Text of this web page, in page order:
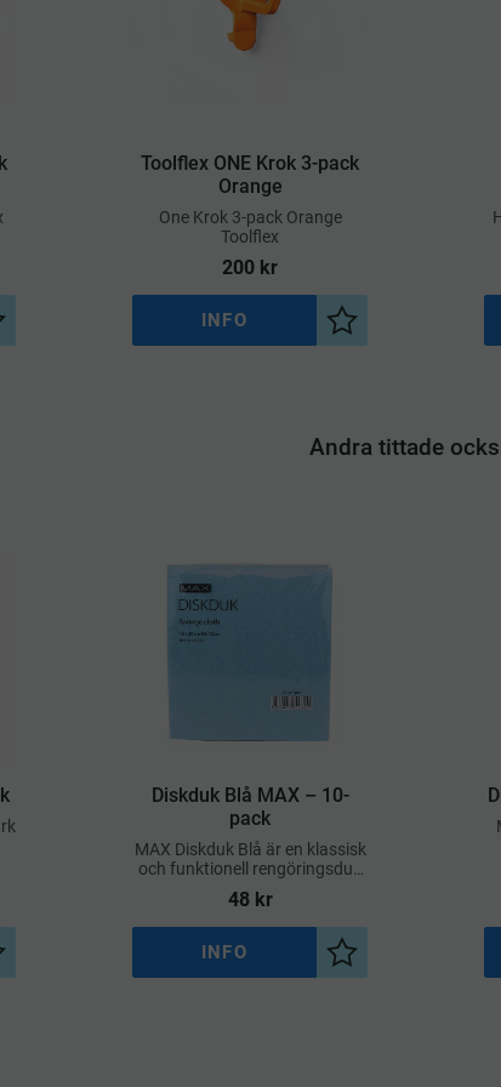
till i önskelista
Toolflex ONE Krok 3-pack
Orange
​One Krok 3-pack Orange
Toolflex
200 kr
Lägg till i önskelista
INFO
Andra tittade
till i önskelista
​Diskduk Blå MAX – 10-
pack
MAX Diskduk Blå är en klassisk
och funktionell rengöringsduk
som lämpar sig för daglig
användning inom kök, städ och
livsmedelshantering
48kr
Lägg till i önskelista
INFO